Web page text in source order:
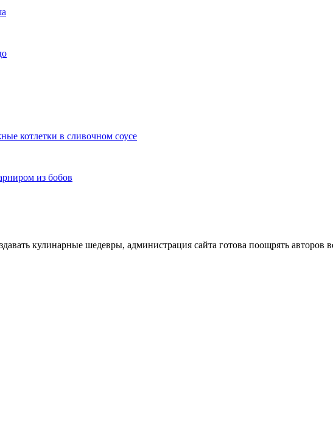
котлетки в сливочном соусе
из бобов
кулинарные шедевры, администрация сайта готова поощрять